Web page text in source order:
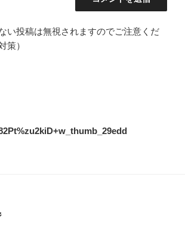
い投稿は無視されますのでご注意くだ
策）